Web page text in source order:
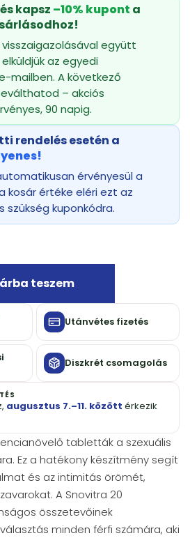
kapsz –10% kupont a
együtt
az egyedi
mailben. A következő
– akciós
90 napig.
rendelés esetén a
érvényesül a
kosár értéke eléri ezt az
szükség kuponkódra.
teszem
Utánvétes fizetés
Diszkrét csomagolás
augusztus 7.–11. között érkezik
tabletták a szexuális
Ez a hatékony készítmény segít
és az intimitás örömét,
A Snovitra 20
összetevőinek
minden férfi számára, aki